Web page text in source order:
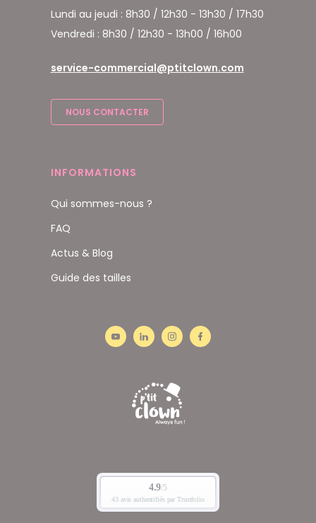
Lundi au jeudi : 8h30 / 12h30 - 13h30 / 17h30
Vendredi : 8h30 / 12h30 - 13h00 / 16h00
service-commercial@ptitclown.com
NOUS CONTACTER
INFORMATIONS
Qui sommes-nous ?
FAQ
Actus & Blog
Guide des tailles